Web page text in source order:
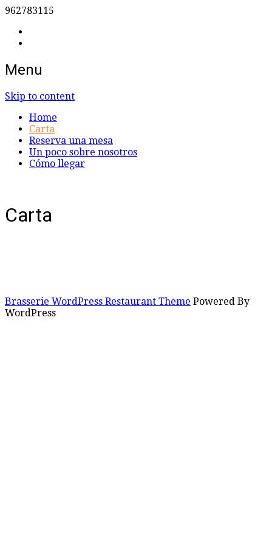
962783115
Pizzeria La Madonna
Cocina Italiana
Menu
Skip to content
Home
Carta
Reserva una mesa
Un poco sobre nosotros
Cómo llegar
Carta
Brasserie WordPress Restaurant Theme Powered By
WordPress